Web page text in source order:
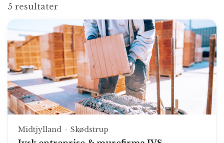
5 resultater
Midtjylland Skødstrup